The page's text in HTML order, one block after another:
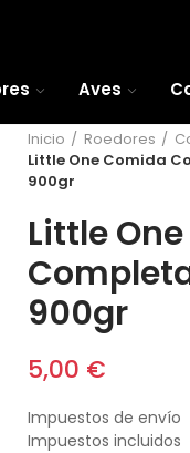
Aves
Inicio Roedores
Little One Comida
900gr
Little
900gr
5,00 €
Impuestos de envío
Impuestos incluidos